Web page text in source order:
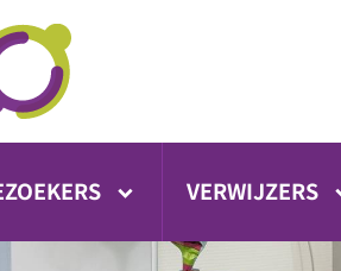
VERWIJZERS